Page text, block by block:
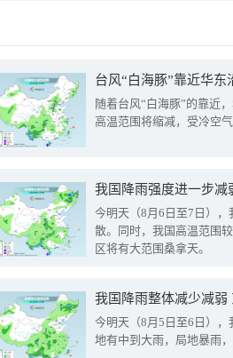
台风“白海豚”靠近华
随着台风“白海豚”的靠近
高温范围将缩减，受冷空
今明天（8月6日至7日）
散。同时，我国高温范围
区将有大范围桑拿天。
我国降雨整体减少减弱
今明天（8月5日至6日）
地有中到大雨，局地暴雨